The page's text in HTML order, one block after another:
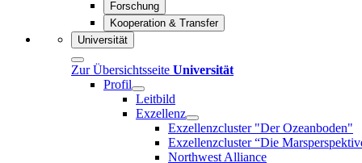
Forschung
Kooperation & Transfer
Universität
Zur Übersichtsseite Universität
Profil
Leitbild
Exzellenz
Exzellenzcluster "Der Ozeanboden"
Exzellenzcluster “Die
Northwest Alliance